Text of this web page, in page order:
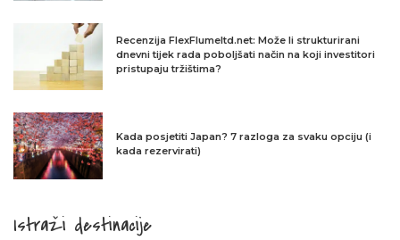
Recenzija FlexFlumeltd.net: Može li strukturirani
dnevni tijek rada poboljšati način na koji investitori
pristupaju tržištima?
Kada posjetiti Japan? 7 razloga za svaku opciju (i
kada rezervirati)
Istraži destinacije